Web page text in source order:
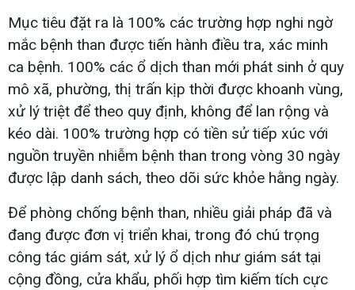
Mục tiêu đặt ra là 100% các trường hợp nghi ngờ
mắc bệnh than được tiến hành điều tra, xác minh
ca bệnh. 100% các ổ dịch than mới phát sinh ở quy
mô xã, phường, thị trấn kịp thời được khoanh vùng,
xử lý triệt để theo quy định, không để lan rộng và
kéo dài. 100% trường hợp có tiền sử tiếp xúc với
nguồn truyền nhiễm bệnh than trong vòng 30 ngày
được lập danh sách, theo dõi sức khỏe hằng ngày.
Để phòng chống bệnh than, nhiều giải pháp đã và
đang được đơn vị triển khai, trong đó chú trọng
công tác giám sát, xử lý ổ dịch như giám sát tại
cộng đồng, cửa khẩu, phối hợp tìm kiếm tích cực